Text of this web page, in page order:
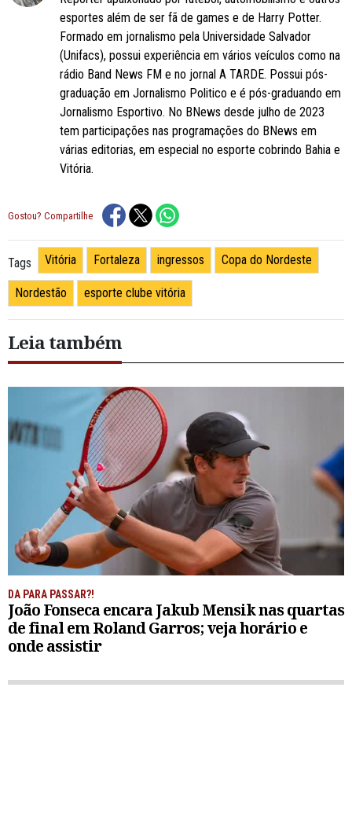
esportes além de ser fã de games e de Harry Potter.
Formado em jornalismo pela Universidade Salvador
(Unifacs), possui experiência em vários veículos como na
rádio Band News FM e no jornal A TARDE. Possui pós-
graduação em Jornalismo Politico e é pós-graduando em
Jornalismo Esportivo. No BNews desde julho de 2023
tem participações nas programações do BNews em
várias editorias, em especial no esporte cobrindo Bahia e
Vitória.
Gostou? Compartilhe
Tags Vitória Fortaleza ingressos Copa do Nordeste
Nordestão esporte clube vitória
Leia também
DA PARA PASSAR?!
João Fonseca encara Jakub Mensik nas quartas
de final em Roland Garros; veja horário e
onde assistir